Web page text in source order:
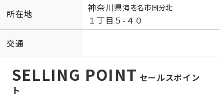
所在地
神奈川県海老名市国分北
１丁目５-４０
交通
SELLING POINT セールスポイン
ト